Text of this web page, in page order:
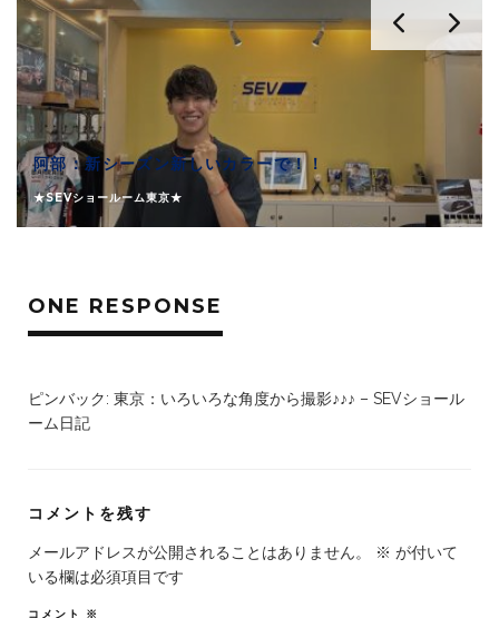
阿部：新シーズン新しいカラーで！！
★SEVショールーム東京★
ONE RESPONSE
ピンバック: 東京：いろいろな角度から撮影♪♪♪ – SEVショール
ーム日記
コメントを残す
メールアドレスが公開されることはありません。 ※ が付いて
いる欄は必須項目です
コメント ※